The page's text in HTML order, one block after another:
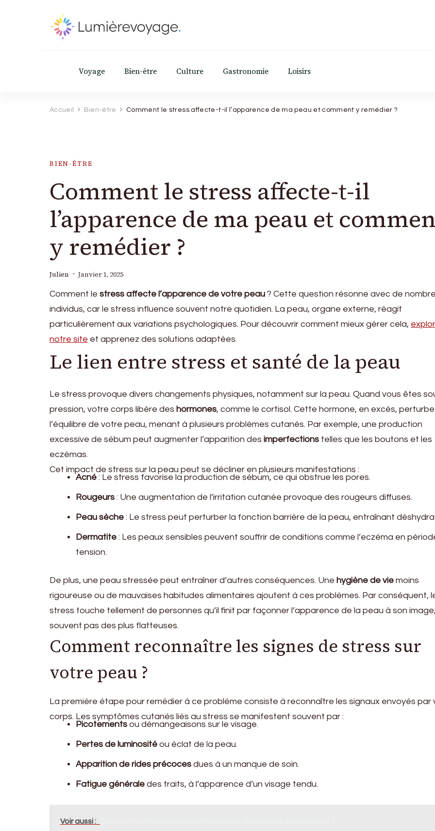
Voyage Bien-être Culture Gastronomie Loisirs
Accueil Bien-être Comment le stress affecte-t-il l’apparence de ma peau et comment y remédier ?
BIEN-ÊTRE
Comment le stress affecte-t-il
l’apparence de ma peau et
y remédier ?
Julien Janvier 1, 2025
Comment le stress affecte l’apparence de votre peau ? Cette question résonne avec de
individus, car le stress influence souvent notre quotidien. La peau, organe externe, réagit
particulièrement aux variations psychologiques. Pour découvrir comment mieux gérer cela,
notre site et apprenez des solutions adaptées.
Le lien entre stress et santé de la peau
Le stress provoque divers changements physiques, notamment sur la peau. Quand vous êtes
pression, votre corps libère des hormones, comme le cortisol. Cette hormone, en excès, perturbe
l’équilibre de votre peau, menant à plusieurs problèmes cutanés. Par exemple, une production
excessive de sébum peut augmenter l’apparition des imperfections telles que les boutons et les
eczémas.
Cet impact de stress sur la peau peut se décliner en plusieurs manifestations :
Acné : Le stress favorise la production de sébum, ce qui obstrue les pores.
Rougeurs : Une augmentation de l’irritation cutanée provoque des rougeurs diffuses.
Peau sèche : Le stress peut perturber la fonction barrière de la peau, entraînant
Dermatite : Les peaux sensibles peuvent souffrir de conditions comme l’eczéma en
tension.
De plus, une peau stressée peut entraîner d’autres conséquences. Une hygiène de vie moins
rigoureuse ou de mauvaises habitudes alimentaires ajoutent à ces problèmes. Par conséquent,
stress touche tellement de personnes qu’il finit par façonner l’apparence de la peau à son image,
souvent pas des plus flatteuses.
Comment reconnaître les signes de stress sur
votre peau ?
La première étape pour remédier à ce problème consiste à reconnaître les signaux envoyés par
corps. Les symptômes cutanés liés au stress se manifestent souvent par :
Picotements ou démangeaisons sur le visage.
Pertes de luminosité ou éclat de la peau.
Apparition de rides précoces dues à un manque de soin.
Fatigue générale des traits, à l’apparence d’un visage tendu.
Voir aussi :